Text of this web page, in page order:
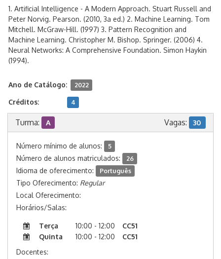
1. Artificial Intelligence - A Modern Approach. Stuart Russell and
Peter Norvig. Pearson. (2010, 3a ed.) 2. Machine Learning. Tom
Mitchell. McGraw-Hill. (1997) 3. Pattern Recognition and
Machine Learning. Christopher M. Bishop. Springer. (2006) 4.
Neural Networks: A Comprehensive Foundation. Simon Haykin
(1994).
Ano de Catálogo: 2022
Créditos: 4
Turma: A Vagas: 30
Número mínimo de alunos: 5
Número de alunos matriculados: 26
Idioma de oferecimento: Português
Tipo Oferecimento: Regular
Local Oferecimento:
Horários/Salas:
Terça 10:00 - 12:00
CC51
Quinta
10:00 - 12:00
CC51
Docentes: